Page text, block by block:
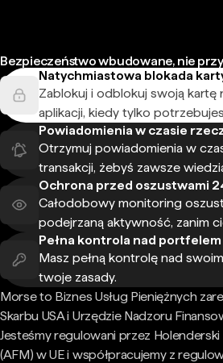
Bezpieczeństwo wbudowane, nie
Natychmiastowa blokada
Zablokuj i odblokuj swoją kartę
aplikacji, kiedy tylko
Powiadomienia w czasie
Otrzymuj powiadomienia w
transakcji, żebyś zawsze
Ochrona przed oszustwami
Całodobowy monitoring
podejrzaną aktywność, zanim
Pełna kontrola nad portfelem
Masz pełną kontrolę nad
twoje zasady.
Morse to Biznes Usług Pieniężnych
Skarbu USA i Urzędzie Nadzoru
Jesteśmy regulowani przez
(AFM) w UE i współpracujemy z